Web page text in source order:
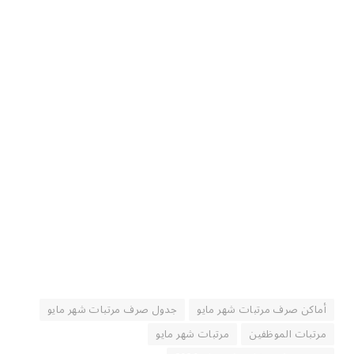
أماكن صرف مرتبات شهر مايو
جدول صرف مرتبات شهر مايو
مرتبات الموظفين
مرتبات شهر مايو